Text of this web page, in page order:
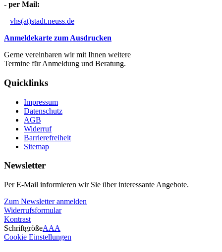
- per Mail:
vhs(at)stadt.neuss.de
Anmeldekarte zum Ausdrucken
Gerne vereinbaren wir mit Ihnen weitere
Termine für Anmeldung und Beratung.
Quicklinks
Impressum
Datenschutz
AGB
Widerruf
Barrierefreiheit
Sitemap
Newsletter
Per E-Mail informieren wir Sie über interessante Angebote.
Zum Newsletter anmelden
Widerrufsformular
Kontrast
SchriftgrößeAAA
Cookie Einstellungen